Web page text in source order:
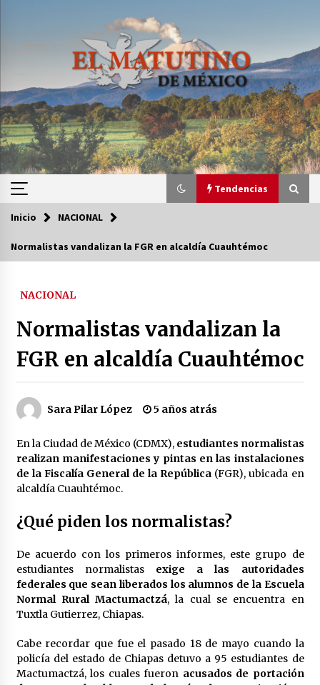
Tendencias
Tendencias
Héctor Díaz-Polanco renuncia a la presidencia
3 semanas atrás
extremo en gran parte de México
Cae operador financiero del Cártel del Noreste
en Mérida; incautan 15 autos de lujo
3 semanas atrás
Detienen a funcionario por presunto homicidio
3 semanas atrás
CNTE anuncia paso gratuito en peajes de CDMX
y acciones en 20 estados
2 meses atrás
Laura Itzel Castillo será la nueva secretaria de
las Mujeres, anuncia Sheinbaum
2 meses atrás
Inicio NACIONAL
Normalistas vandalizan la FGR en alcaldía Cuauhtémoc
NACIONAL
Normalistas vandalizan la
FGR en alcaldía Cuauhtémoc
Sara Pilar López 5 años atrás
En la Ciudad de México (CDMX), estudiantes normalistas
realizan manifestaciones y pintas en las instalaciones
de la Fiscalía General de la República (FGR), ubicada en
alcaldía Cuauhtémoc.
¿Qué piden los normalistas?
De acuerdo con los primeros informes, este grupo de
estudiantes normalistas exige a las autoridades
federales que sean liberados los alumnos de la Escuela
Normal Rural Mactumactzá, la cual se encuentra en
Tuxtla Gutierrez, Chiapas.
Cabe recordar que fue el pasado 18 de mayo cuando la
policía del estado de Chiapas detuvo a 95 estudiantes de
Mactumactzá, los cuales fueron acusados de portación